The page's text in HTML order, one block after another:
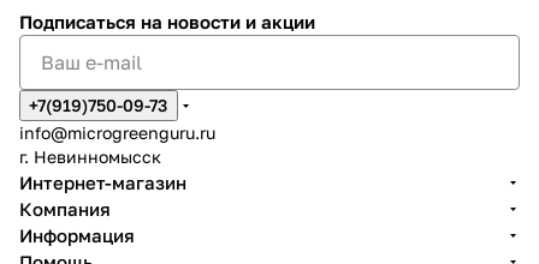
Подписаться на новости и акции
+7(919)750-09-73
info@microgreenguru.ru
г. Невинномысск
Интернет-магазин
Компания
Информация